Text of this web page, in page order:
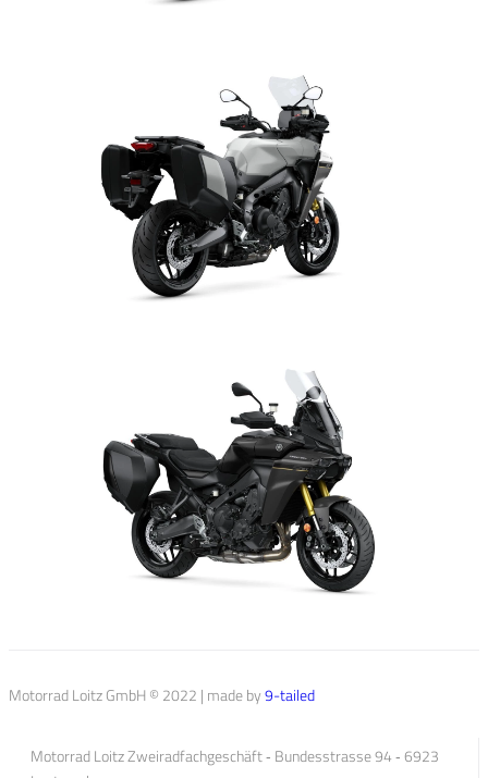
Motorrad Loitz GmbH © 2022 | made by9-tailed
Motorrad Loitz Zweiradfachgeschäft ‐ Bundesstrasse 94 ‐ 6923